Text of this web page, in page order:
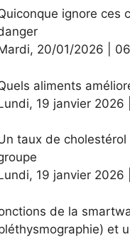
ignore ces
, 20/01/2026
aliments
, 19 janvier 2026
taux de
, 19 janvier 2026
de la
et